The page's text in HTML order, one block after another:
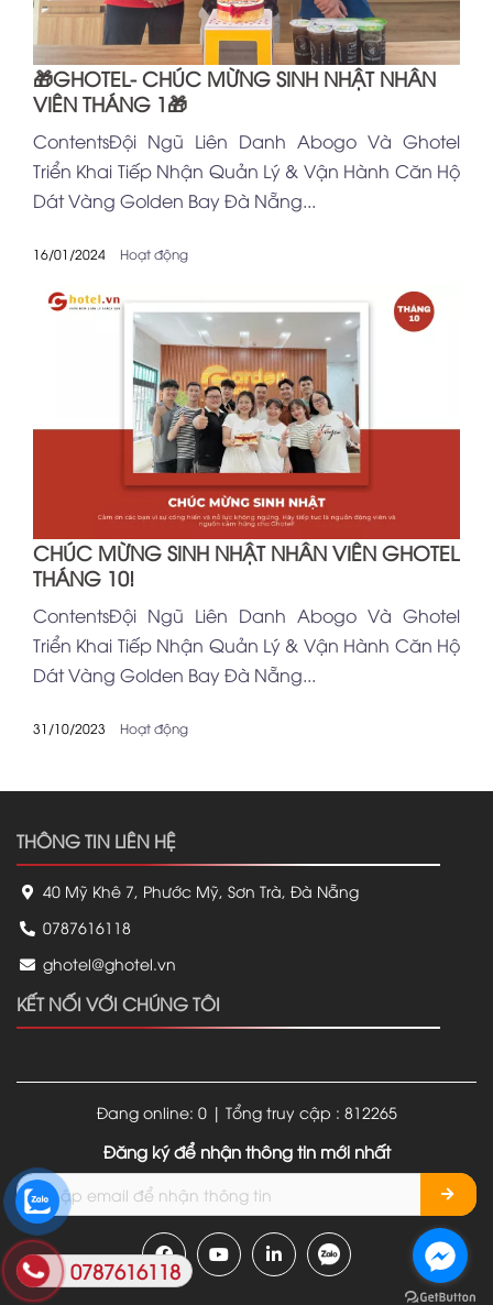
🎁GHOTEL- CHÚC MỪNG SINH NHẬT NHÂN
VIÊN THÁNG 1🎁
ContentsĐội Ngũ Liên Danh Abogo Và Ghotel
Triển Khai Tiếp Nhận Quản Lý & Vận Hành Căn Hộ
Dát Vàng Golden Bay Đà Nẵng...
16/01/2024 Hoạt động
CHÚC MỪNG SINH NHẬT NHÂN VIÊN GHOTEL
THÁNG 10!
ContentsĐội Ngũ Liên Danh Abogo Và Ghotel
Triển Khai Tiếp Nhận Quản Lý & Vận Hành Căn Hộ
Dát Vàng Golden Bay Đà Nẵng...
31/10/2023 Hoạt động
THÔNG TIN LIÊN HỆ
40 Mỹ Khê 7, Phước Mỹ, Sơn Trà, Đà Nẵng
0787616118
ghotel@ghotel.vn
KẾT NỐI VỚI CHÚNG TÔI
Đang online: 0 | Tổng truy cập : 812265
Đăng ký để nhận thông tin mới nhất
0787616118